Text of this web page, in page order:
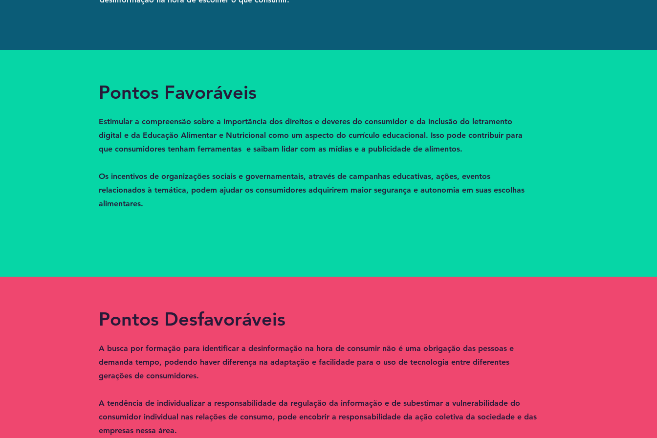
Pontos Favoráveis
Estimular a compreensão sobre a importância dos direitos e deveres do consumidor e da inclusão do letramento
digital e da Educação Alimentar e Nutricional como um aspecto do currículo educacional. Isso pode contribuir para
que consumidores tenham ferramentas e saibam lidar com as mídias e a publicidade de alimentos.
Os incentivos de organizações sociais e governamentais, através de campanhas educativas, ações, eventos
relacionados à temática, podem ajudar os consumidores adquirirem maior segurança e autonomia em suas escolhas
alimentares.
Pontos Desfavoráveis
A busca por formação para identificar a desinformação na hora de consumir não é uma obrigação das pessoas e
demanda tempo, podendo haver diferença na adaptação e facilidade para o uso de tecnologia entre diferentes
gerações de consumidores.
A tendência de individualizar a responsabilidade da regulação da informação e de subestimar a vulnerabilidade do
consumidor individual nas relações de consumo, pode encobrir a responsabilidade da ação coletiva da sociedade e das
empresas nessa área.